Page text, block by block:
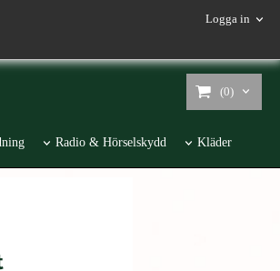
Logga in
(0)
Radio & Hörselskydd Kläder